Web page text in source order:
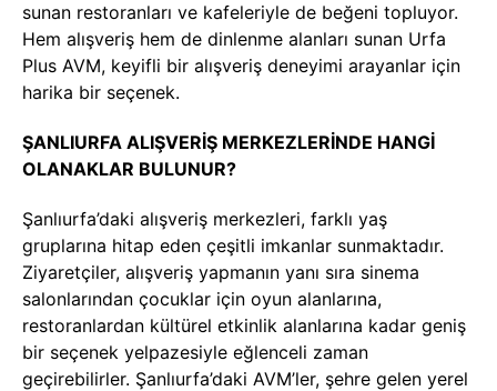
sunan restoranları ve kafeleriyle de beğeni topluyor.
Hem alışveriş hem de dinlenme alanları sunan Urfa
Plus AVM, keyifli bir alışveriş deneyimi arayanlar için
harika bir seçenek.
ŞANLIURFA ALIŞVERİŞ MERKEZLERİNDE HANGİ
OLANAKLAR BULUNUR?
Şanlıurfa’daki alışveriş merkezleri, farklı yaş
gruplarına hitap eden çeşitli imkanlar sunmaktadır.
Ziyaretçiler, alışveriş yapmanın yanı sıra sinema
salonlarından çocuklar için oyun alanlarına,
restoranlardan kültürel etkinlik alanlarına kadar geniş
bir seçenek yelpazesiyle eğlenceli zaman
geçirebilirler. Şanlıurfa’daki AVM’ler, şehre gelen yerel